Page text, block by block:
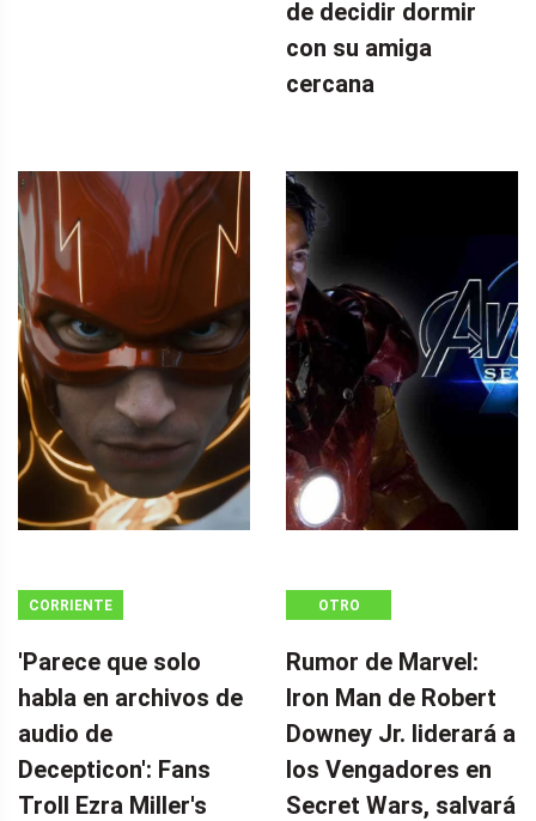
de decidir dormir
con su amiga
cercana
CORRIENTE
'Parece que solo
habla en archivos de
audio de
Decepticon': Fans
Troll Ezra Miller's
OTRO
Rumor de Marvel:
Iron Man de Robert
Downey Jr. liderará a
los Vengadores en
Secret Wars, salvará